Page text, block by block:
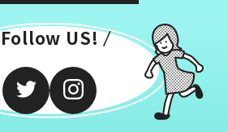
Follow US!